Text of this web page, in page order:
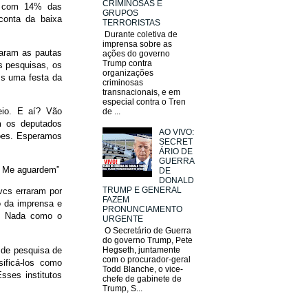
14% das
da baixa
as pautas
pesquisas, os
uma festa da
E aí? Vão
os deputados
Esperamos
aguardem”
erraram por
da imprensa e
Nada como o
pesquisa de
los como
institutos
CRIMINOSAS E
GRUPOS
TERRORISTAS
Durante coletiva de
imprensa sobre as
ações do governo
Trump contra
organizações
criminosas
transnacionais, e em
especial contra o Tren
de ...
AO VIVO:
SECRET
ÁRIO DE
GUERRA
DE
DONALD
TRUMP E GENERAL
FAZEM
PRONUNCIAMENTO
URGENTE
O Secretário de Guerra
do governo Trump, Pete
Hegseth, juntamente
com o procurador-geral
Todd Blanche, o vice-
chefe de gabinete de
Trump, S...